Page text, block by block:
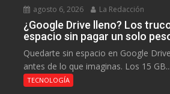
agosto 6, 2026 La Redacción
¿Google Drive lleno? Los
espacio sin pagar un solo
Quedarte sin espacio en Google
antes de lo que imaginas. Los 15 GB...
TECNOLOGÍA